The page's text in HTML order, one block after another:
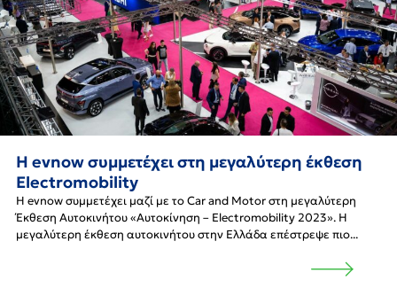
Η evnow συμμετέχει στη μεγαλύτερη έκθεση
Electromobility
Η evnow συμμετέχει μαζί με το Car and Motor στη μεγαλύτερη
Έκθεση Αυτοκινήτου «Αυτοκίνηση – Electromobility 2023». Η
μεγαλύτερη έκθεση αυτοκινήτου στην Ελλάδα επέστρεψε πιο...